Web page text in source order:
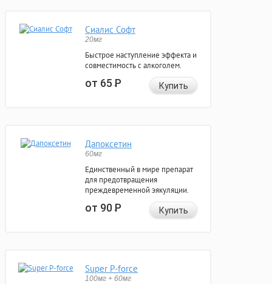
Сиалис Софт
20мг
Быстрое наступление эффекта и
совместимость с алкоголем.
от 65Р Купить
Дапоксетин
60мг
Единственный в мире препарат
для предотвращения
преждевременной эякуляции.
от 90Р Купить
Super P-force
100мг + 60мг